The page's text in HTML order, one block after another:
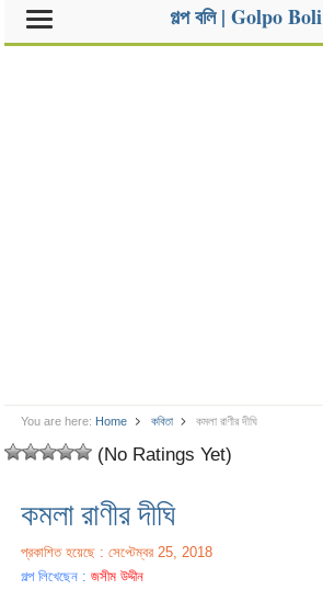
গল্প বলি | Golpo Boli
You are here: Home কবিতা কমলা রাণীর দীঘি
(No Ratings Yet)
কমলা রাণীর দীঘি
প্রকাশিত হয়েছে : সেপ্টেম্বর 25, 2018
গল্প লিখেছেন :জসীম উদ্দীন